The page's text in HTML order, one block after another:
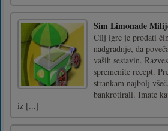
Sim Limonade
Cilj igre je prodati
nadgradnje, da
vaših sestavin.
spremenite recept.
strankam najbolj
bankrotirali. Imate
iz [...]